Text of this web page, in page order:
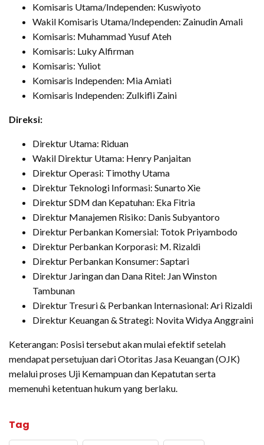
Komisaris Utama/Independen: Kuswiyoto
Wakil Komisaris Utama/Independen: Zainudin Amali
Komisaris: Muhammad Yusuf Ateh
Komisaris: Luky Alfirman
Komisaris: Yuliot
Komisaris Independen: Mia Amiati
Komisaris Independen: Zulkifli Zaini
Direksi:
Direktur Utama: Riduan
Wakil Direktur Utama: Henry Panjaitan
Direktur Operasi: Timothy Utama
Direktur Teknologi Informasi: Sunarto Xie
Direktur SDM dan Kepatuhan: Eka Fitria
Direktur Manajemen Risiko: Danis Subyantoro
Direktur Perbankan Komersial: Totok Priyambodo
Direktur Perbankan Korporasi: M. Rizaldi
Direktur Perbankan Konsumer: Saptari
Direktur Jaringan dan Dana Ritel: Jan Winston
Tambunan
Direktur Tresuri & Perbankan Internasional: Ari Rizaldi
Direktur Keuangan & Strategi: Novita Widya Anggraini
Keterangan: Posisi tersebut akan mulai efektif setelah
mendapat persetujuan dari Otoritas Jasa Keuangan (OJK)
melalui proses Uji Kemampuan dan Kepatutan serta
memenuhi ketentuan hukum yang berlaku.
Tag